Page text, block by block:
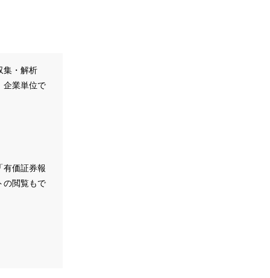
集・解析
企業単位で
有価証券報
の閲覧もで